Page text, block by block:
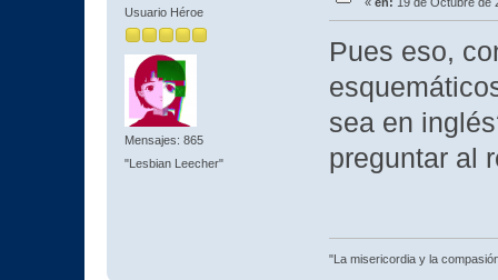
Usuario Héroe
Mensajes: 865
"Lesbian Leecher"
Pues eso,
sea en
preguntar al
"La misericordia y la